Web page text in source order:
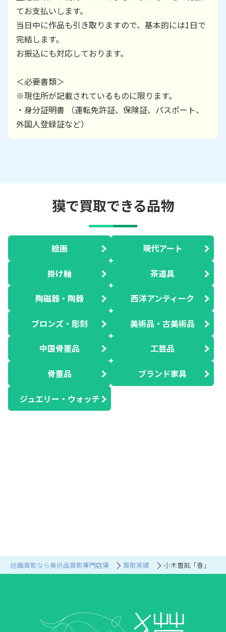
絵画買取なら美術品買取専門店獏 買取実績 小木曽誠「春」
てお支払いします。
当日中に作品も引き取りますので、基本的には1日で
完結します。
お振込にも対応しております。
＜必要書類＞
※現住所が記載されているものに限ります。
・身分証明書 （運転免許証、保険証、パスポート、
外国人登録証など）
獏で買取できる品物
絵画 現代アート
掛け軸 茶道具
陶磁器・陶器 西洋アンティーク
ブロンズ・彫刻 美術品・古美術品
中国骨董品 工芸品
骨董品 ブランド家具
ジュエリー・ウォッチ